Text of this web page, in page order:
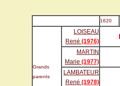
1620
Grands
parents
LOISEAU
René (1976)
MARTIN
Marie (1977)
LAMBATEUR
René (1978)